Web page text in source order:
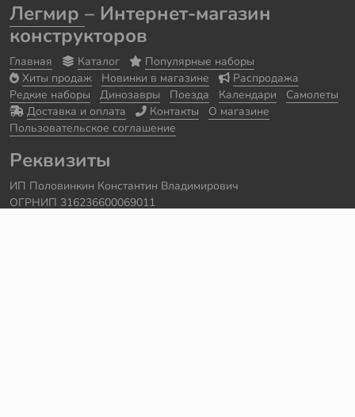
Легмир – Интернет-магазин
конструкторов
Главная Каталог
Популярные наборы
Хиты продаж
Новинки в магазине
Распродажа
Редкие наборы
Динозавры Поезда Календари
Самолеты
Доставка и оплата
Контакты
О магазине
Пользовательское соглашение
Реквизиты
ИП Половинкин Константин Владимирович
ОГРНИП 316236600069011